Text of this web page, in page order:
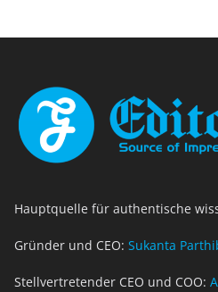
Hauptquelle für authentische
Gründer und CEO: Sukanta
Stellvertretender CEO und COO: